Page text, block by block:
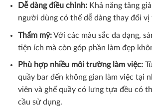
Dễ dàng điều chỉnh:Khả năng tăng
người dùng có thể dễ dàng thay đổi
Thẩm mỹ:Với các màu sắc đa dạng,
tiện ích mà còn góp phần làm đẹp
Phù hợp nhiều môi trường làm việc:
quầy bar đến không gian làm việc tại
viên và ghế quầy có lưng tựa đều có
cầu sử dụng.